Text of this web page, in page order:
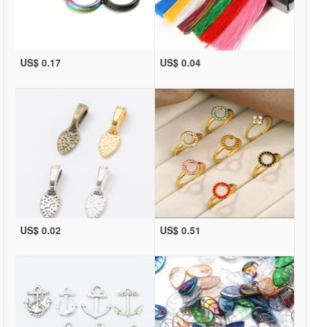
US$ 0.17 US$ 0.04
US$ 0.02 US$ 0.51